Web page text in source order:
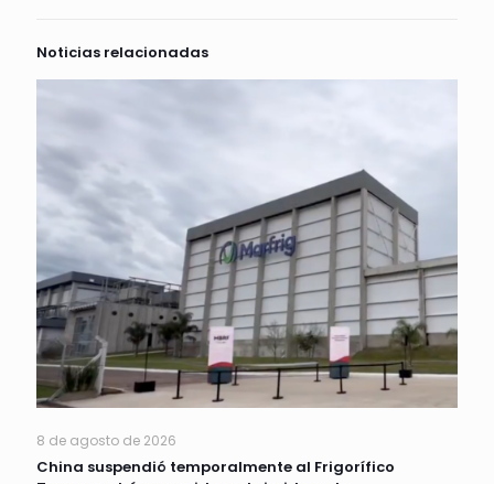
Noticias relacionadas
8 de agosto de 2026
China suspendió temporalmente al Frigorífico